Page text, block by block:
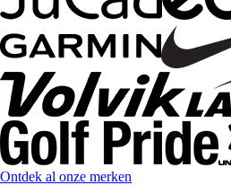
Ontdek al onze merken